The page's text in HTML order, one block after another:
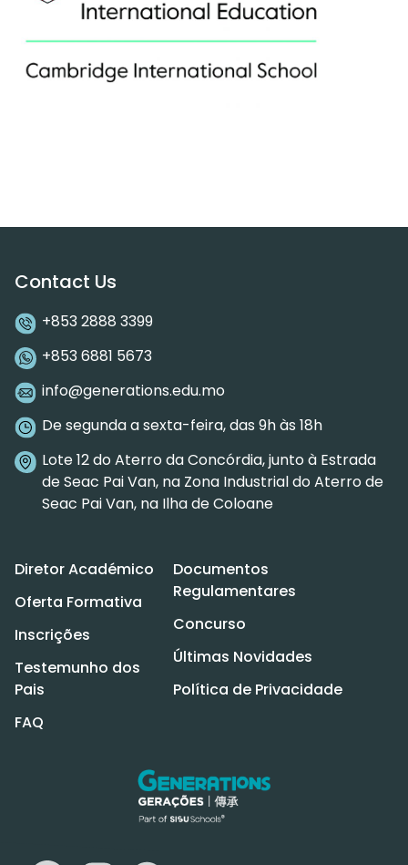
Contact Us
+853 2888 3399
+853 6881 5673
info@generations.edu.mo
De segunda a sexta-feira, das 9h às 18h
Lote 12 do Aterro da Concórdia, junto à Estrada
de Seac Pai Van, na Zona Industrial do Aterro de
Seac Pai Van, na Ilha de Coloane
Diretor Académico
Oferta Formativa
Inscrições
Testemunho dos
Pais
FAQ
Documentos
Regulamentares
Concurso
Últimas Novidades
Política de Privacidade